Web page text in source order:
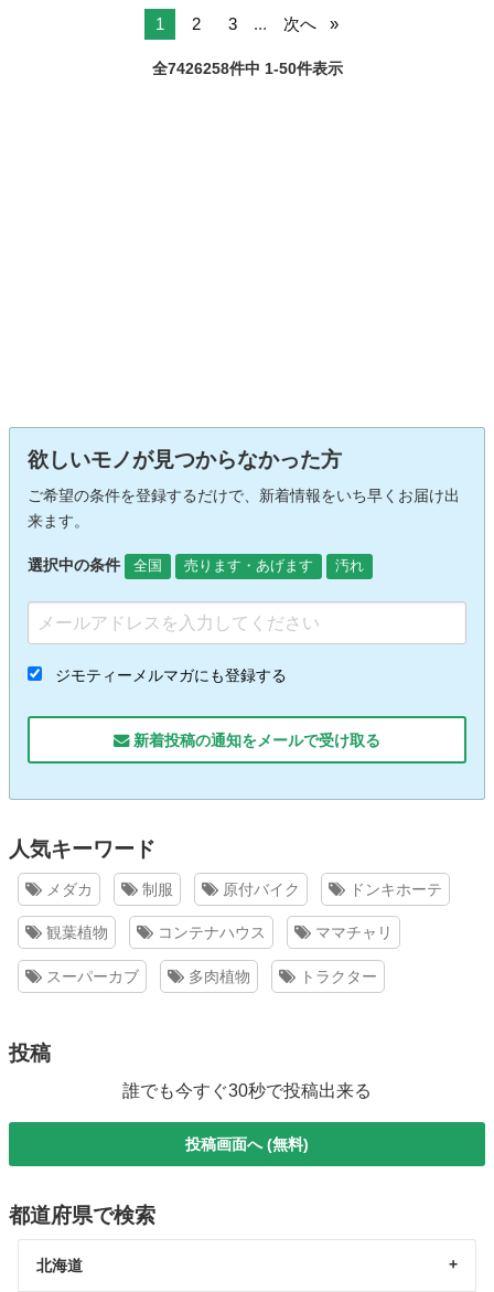
1 2 3 ... 次へ
全7426258件中 1-50件表示
欲しいモノが見つからなかった方
ご希望の条件を登録するだけで、新着情報をいち早くお届け出
来ます。
選択中の条件 全国 売ります・あげます 汚れ
ジモティーメルマガにも登録する
新着投稿の通知をメールで受け取る
人気キーワード
メダカ 制服 原付バイク ドンキホーテ
観葉植物 コンテナハウス ママチャリ
スーパーカブ 多肉植物 トラクター
投稿
誰でも今すぐ30秒で投稿出来る
投稿画面へ (無料)
都道府県で検索
北海道